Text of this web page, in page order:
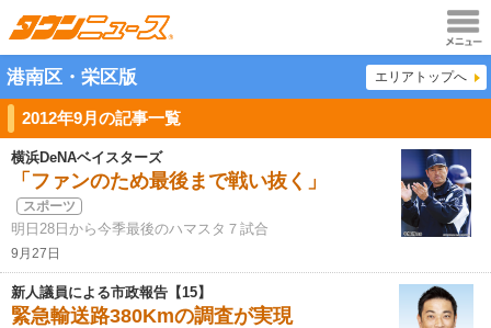
メニュ
ー
港南区・栄区版 エリアトップへ
2012年9月の記事一覧
横浜DeNAベイスターズ
「ファンのため最後まで戦い抜く」
スポーツ
明日28日から今季最後のハマスタ７試合
9月27日
新人議員による市政報告【15】
緊急輸送路380Kmの調査が実現